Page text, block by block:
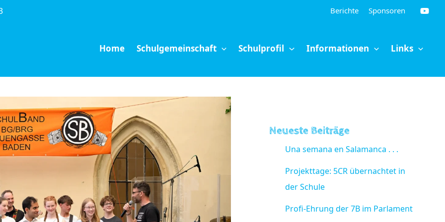
Berichte Sponsoren
Home Schulgemeinschaft Schulprofil Informationen Links
Neueste Beiträge
Una semana en Salamanca . . .
Projekttage: 5CR übernachtet in
der Schule
Profi-Ehrung der 7B im Parlament